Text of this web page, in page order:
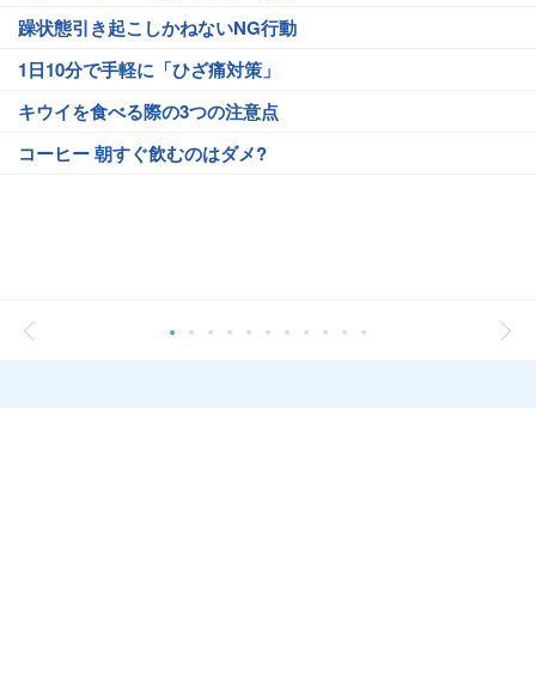
躁状態引き起こしかねないNG行動
1日10分で手軽に「ひざ痛対策」
キウイを食べる際の3つの注意点
コーヒー 朝すぐ飲むのはダメ?